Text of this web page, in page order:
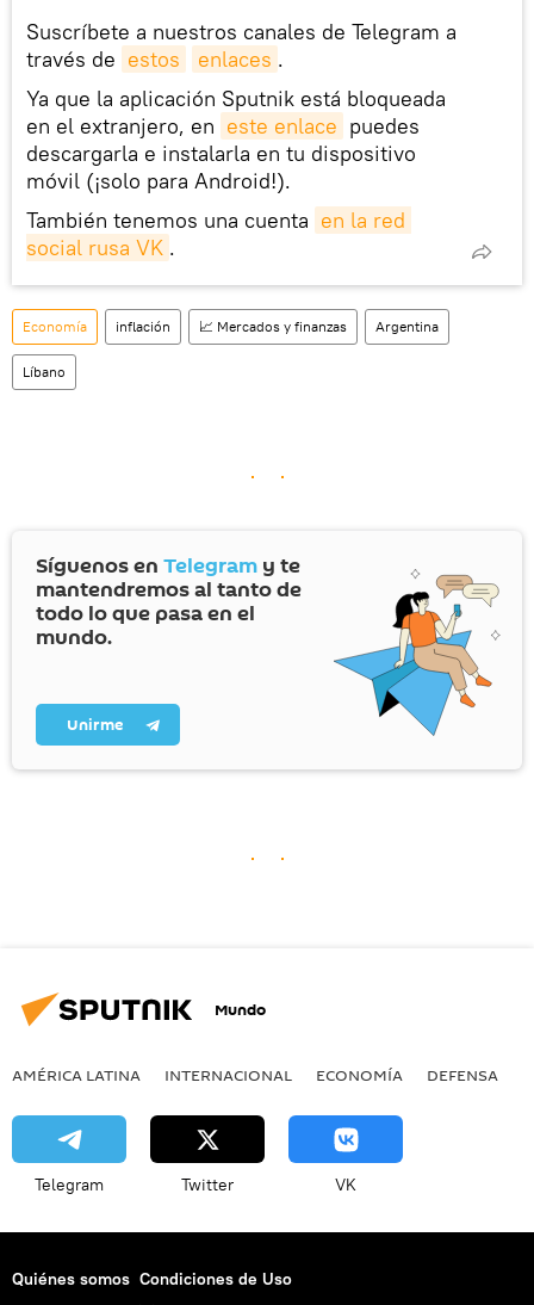
Suscríbete a nuestros canales de Telegram a
través de estos enlaces .
Ya que la aplicación Sputnik está bloqueada
en el extranjero, en este enlace puedes
descargarla e instalarla en tu dispositivo
móvil (¡solo para Android!).
También tenemos una cuenta en la red
social rusa VK .
Economía inflación 📈 Mercados y finanzas Argentina
Líbano
Síguenos en Telegram y te
mantendremos al tanto de
todo lo que pasa en el
mundo.
Unirme
Mundo
AMÉRICA LATINA INTERNACIONAL ECONOMÍA DEFENSA
Telegram Twitter VK
Quiénes somos Condiciones de Uso